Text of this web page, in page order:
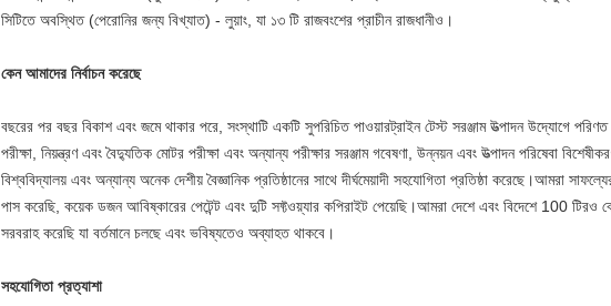
সিটিতে অবস্থিত (পেরোনির জন্য বিখ্যাত) - লুয়াং, যা ১৩ টি রাজবংশের প্রাচীন রাজধানীও।
কেন আমাদের নির্বাচন করেছে
বছরের পর বছর বিকাশ এবং জমে থাকার পরে, সংস্থাটি একটি সুপরিচিত পাওয়ারট্রাইন টেস্ট সরঞ্জাম উত্পাদন উদ্যোগে পরিণত
পরীক্ষা, নিয়ন্ত্রণ এবং বৈদ্যুতিক মোটর পরীক্ষা এবং অন্যান্য পরীক্ষার সরঞ্জাম গবেষণা, উন্নয়ন এবং উত্পাদন পরিষেবা
বিশ্ববিদ্যালয় এবং অন্যান্য অনেক দেশীয় বৈজ্ঞানিক প্রতিষ্ঠানের সাথে দীর্ঘমেয়াদী সহযোগিতা প্রতিষ্ঠা করেছে।আমরা
পাস করেছি, কয়েক ডজন আবিষ্কারের পেটেন্ট এবং দুটি সফ্টওয়্যার কপিরাইট পেয়েছি।আমরা দেশে এবং বিদেশে 100 টিরও
সরবরাহ করেছি যা বর্তমানে চলছে এবং ভবিষ্যতেও অব্যাহত থাকবে।
সহযোগিতা প্রত্যাশা